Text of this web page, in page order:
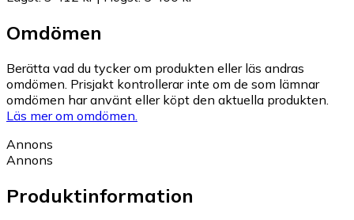
Omdömen
Berätta vad du tycker om produkten eller läs andras
omdömen. Prisjakt kontrollerar inte om de som lämnar
omdömen har använt eller köpt den aktuella produkten.
Läs mer om omdömen.
Annons
Annons
Produktinformation